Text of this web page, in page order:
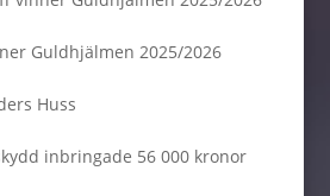
Guldhjälmen 2025/2026
Huss
inbringade 56 000 kronor